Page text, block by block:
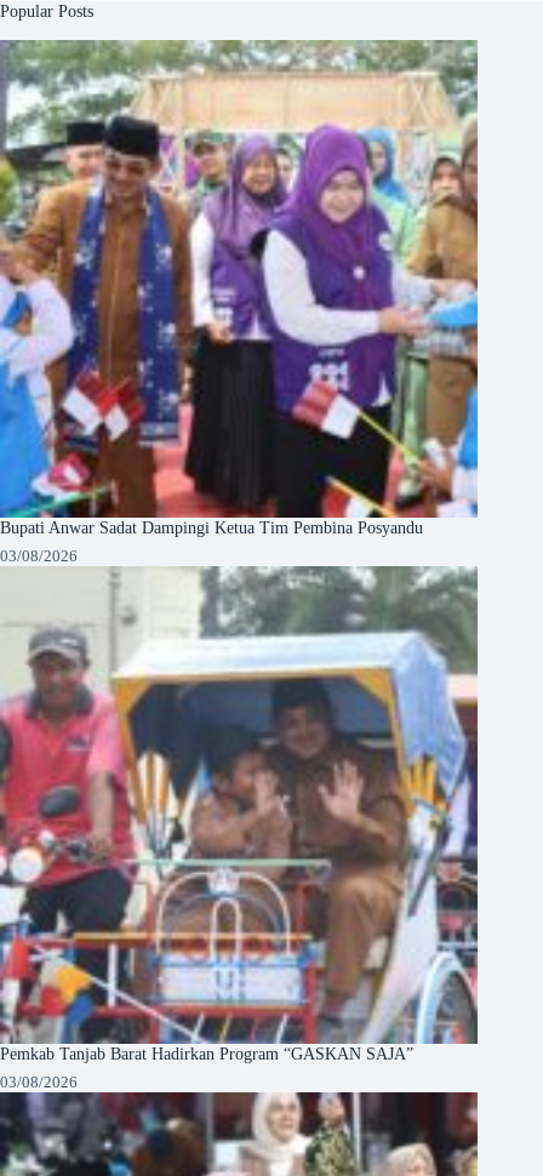
Popular Posts
Bupati Anwar Sadat Dampingi Ketua Tim Pembina Posyandu
03/08/2026
Pemkab Tanjab Barat Hadirkan Program “GASKAN SAJA”
03/08/2026